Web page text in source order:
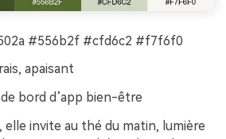
#556b2f #cfd6c2 #f7f6f0
apaisant
bord d’app bien-être
elle invite au thé du matin, lumière